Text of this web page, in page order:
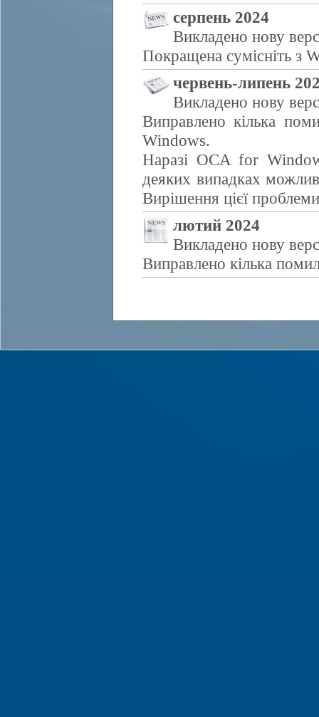
серпень 2024
Викладено нову
Покращена сумісніть з
червень-липень
Викладено нову
Виправлено кілька
Windows.
Наразі OCA for
деяких випадках
Вирішення цієї
лютий 2024
Викладено нову
Виправлено кілька